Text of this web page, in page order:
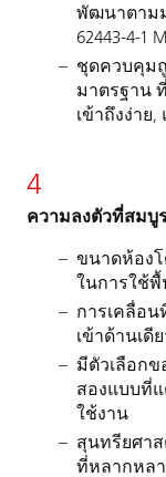
พัฒนาตามม
62443-4-1
ชุดควบคุม
มาตรฐาน
เข้าถึงง่าย
4
ความลงตัวที่สมบู
ขนาดห้องโ
ในการใช้
การเคลื่อน
เข้าด้านเดี
มีตัวเลือกข
สองแบบที่
ใช้งาน
สุนทรียศา
ที่หลากหล